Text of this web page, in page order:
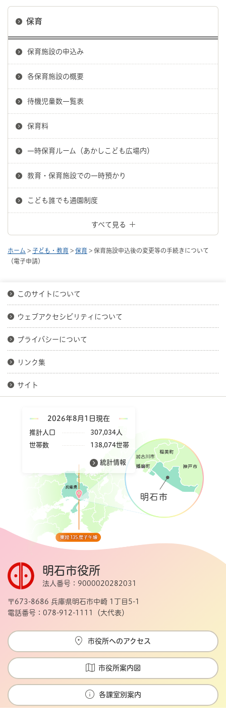
保育
保育施設の申込み
各保育施設の概要
待機児童数一覧表
保育料
一時保育ルーム（あかしこども広場内）
教育・保育施設での一時預かり
こども誰でも通園制度
すべて見る
ホーム > 子ども・教育 > 保育 > 保育施設申込後の変更等の手続きについて
（電子申請）
このサイトについて
ウェブアクセシビリティについて
プライバシーについて
リンク集
サイト
2026年8月1日現在
推計人口
307,034人
世帯数
138,074世帯
統計情報
明石市役所
法人番号：9000020282031
〒673-8686 兵庫県明石市中崎 1丁目5-1
電話番号：078-912-1111（大代表）
市役所へのアクセス
市役所案内図
各課室別案内